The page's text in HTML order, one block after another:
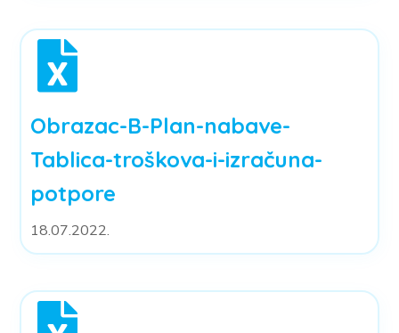
Obrazac-B-Plan-nabave-
Tablica-troškova-i-izračuna-
potpore
18.07.2022.